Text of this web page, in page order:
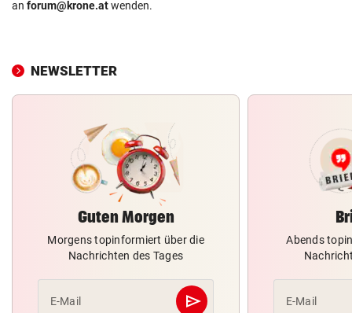
an forum@krone.atwenden.
NEWSLETTER
Guten Morgen
Morgens topinformiert über die
Nachrichten des Tages
E-Mail send
Abschicken
Abends
E-Mail